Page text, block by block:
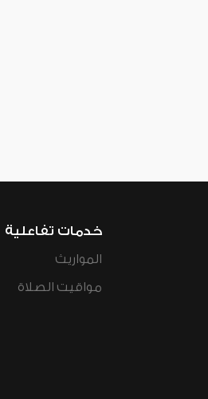
خدمات تفاعلية
المواريث
مواقيت الصلاة